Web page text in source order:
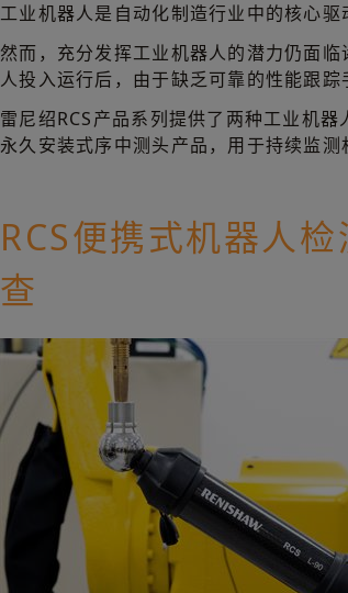
工业机器人是自动化制造行业中的核心
然而，充分发挥工业机器人的潜力仍面
人投入运行后，由于缺乏可靠的性能跟
雷尼绍RCS产品系列提供了两种工业机
永久安装式序中测头产品，用于持续监测
RCS便携式机器人
查